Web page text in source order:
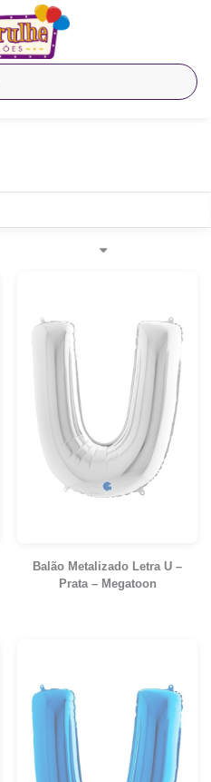
Pesquisar
u”
Balão Metalizado Letra U –
Prata – Megatoon